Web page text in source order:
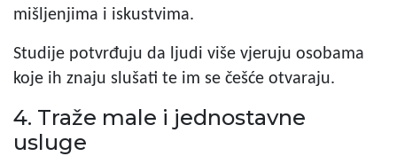
mišljenjima i iskustvima.
Studije potvrđuju da ljudi više vjeruju osobama
koje ih znaju slušati te im se češće otvaraju.
4. Traže male i jednostavne
usluge